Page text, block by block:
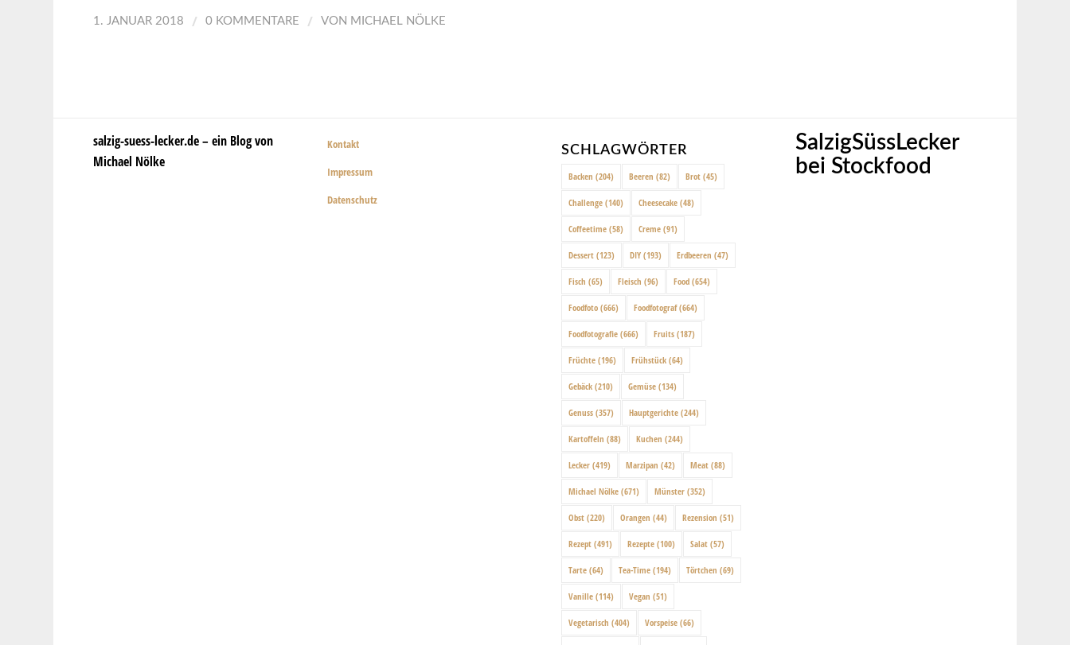
1. JANUAR 2018 / 0 KOMMENTARE / VON MICHAEL NÖLKE
salzig-suess-lecker.de – ein Blog von
Michael Nölke
Kontakt
Impressum
Datenschutz
SCHLAGWÖRTER
Backen (204) Beeren (82) Brot (45)
Challenge (140) Cheesecake (48)
Coffeetime (58) Creme (91)
Dessert (123) DIY (193) Erdbeeren (47)
Fisch (65) Fleisch (96) Food (654)
Foodfoto (666) Foodfotograf(664)
Foodfotografie (666) Fruits (187)
Früchte (196) Frühstück (64)
Gebäck (210) Gemüse (134)
Genuss (357) Hauptgerichte (244)
Kartoffeln (88) Kuchen (244)
Lecker (419) Marzipan (42) Meat (88)
Michael Nölke (671) Münster (352)
Obst (220) Orangen (44) Rezension (51)
Rezept (491) Rezepte (100) Salat (57)
Tarte (64) Tea-Time (194) Törtchen (69)
Vanille (114) Vegan (51)
Vegetarisch (404) Vorspeise (66)
SalzigSüssLecker
bei Stockfood